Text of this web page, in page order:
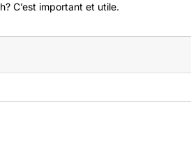
C’est important et utile.